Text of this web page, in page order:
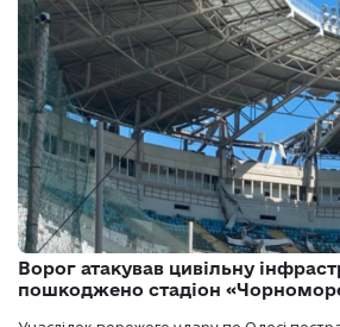
Ворог атакував цивільну
пошкоджено стадіон